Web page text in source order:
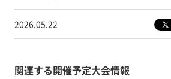
2026.05.22
関連する開催予定大会情報